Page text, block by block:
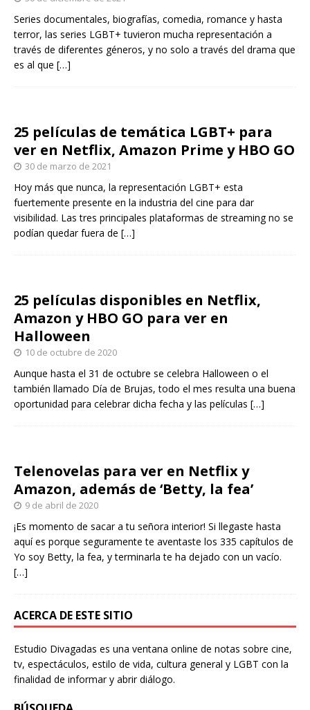
Series documentales, biografías, comedia, romance y hasta
terror, las series LGBT+ tuvieron mucha representación a
través de diferentes géneros, y no solo a través del drama que
es al que […]
25 películas de temática LGBT+ para
ver en Netflix, Amazon Prime y HBO GO
30 de marzo de 2021
Hoy más que nunca, la representación LGBT+ esta
fuertemente presente en la industria del cine para dar
visibilidad. Las tres principales plataformas de streaming no se
podían quedar fuera de […]
25 películas disponibles en Netflix,
Amazon y HBO GO para ver en
Halloween
10 de octubre de 2020
Aunque hasta el 31 de octubre se celebra Halloween o el
también llamado Día de Brujas, todo el mes resulta una buena
oportunidad para celebrar dicha fecha y las películas […]
Telenovelas para ver en Netflix y
Amazon, además de ‘Betty, la fea’
9 de abril de 2020
¡Es momento de sacar a tu señora interior! Si llegaste hasta
aquí es porque seguramente te aventaste los 335 capítulos de
Yo soy Betty, la fea, y terminarla te ha dejado con un vacío.
[…]
ACERCA DE ESTE SITIO
Estudio Divagadas es una ventana online de notas sobre cine,
tv, espectáculos, estilo de vida, cultura general y LGBT con la
finalidad de informar y abrir diálogo.